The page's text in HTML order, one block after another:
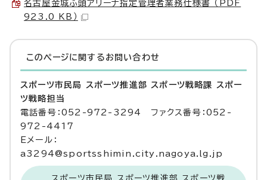
名古屋金城ふ頭アリーナ指定管理者業務仕様書 （PDF
923.0 KB）
このページに関する お問い合わせ
スポーツ市民局 スポーツ推進部 スポーツ戦略課 スポー
ツ戦略担当
電話番号：052-972-3294 ファクス番号：052-
972-4417
Eメール：
a3294@sportsshimin.city.nagoya.lg.jp
スポーツ市民局 スポーツ推進部 スポーツ戦